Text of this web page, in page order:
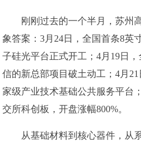
刚刚过去的一个半月，苏州
象答案：3月24日，全国首条8
子硅光平台正式开工；4月19日
信的新总部项目破土动工；4月
家级产业技术基础公共服务平台
交所科创板，开盘涨幅800%。
从基础材料到核心器件，从